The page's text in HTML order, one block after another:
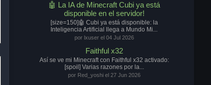
🤖 La IA de Minecraft Cubi ya está
disponible en el servidor!
[size=150]🤖 Cubi ya está disponible: la
Inteligencia Artificial llega a Mundo Mi...
por lxuser el 04 Jul 2026
Faithful x32
Así se ve mi Minecraft con Faithful x32 activado:
[spoil] Varias razones por la...
por Red_yoshi el 27 Jun 2026